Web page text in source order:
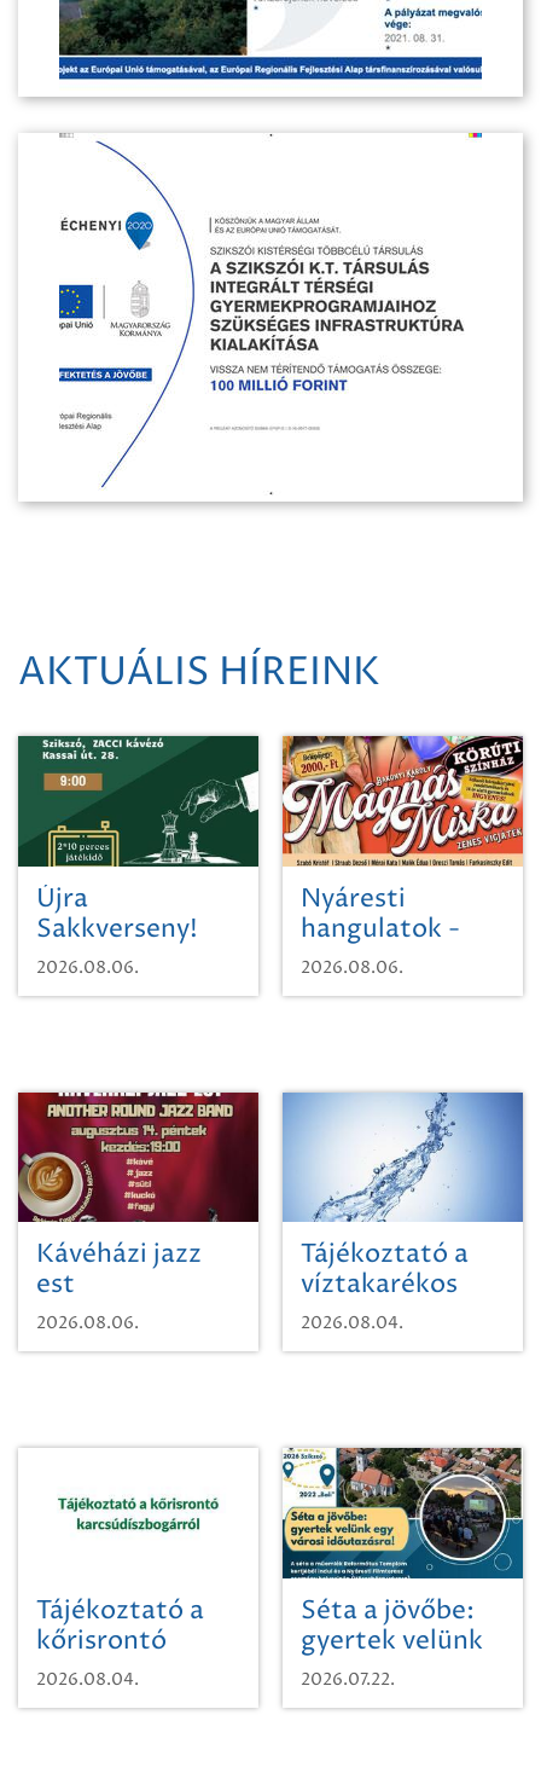
AKTUÁLIS HÍREINK
Újra
Sakkverseny!
2026.08.06.
Nyáresti
hangulatok -
Mágnás Miska
2026.08.06.
Kávéházi jazz
est
2026.08.06.
Tájékoztató a
víztakarékos
vízhasználatról
2026.08.04.
Tájékoztató a
kőrisrontó
karcsúdíszbogárról
2026.08.04.
Séta a jövőbe:
gyertek velünk
egy városi
időutazásra!
2026.07.22.